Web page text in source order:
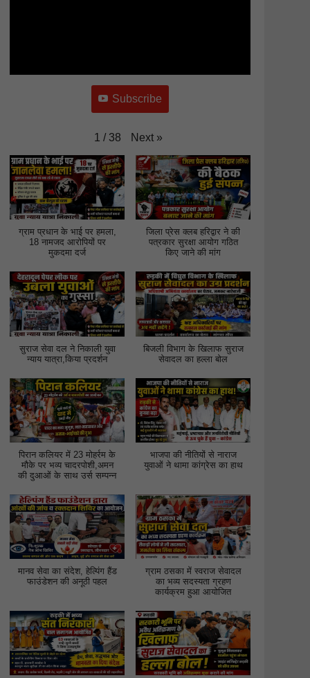
Subscribe
1 / 38 Next »
ग्राम प्रधान के भाई पर हमला,
18 नामजद आरोपियों पर
मुकदमा दर्ज
जिला प्रेस क्लब हरिद्वार ने की
पत्रकार सुरक्षा आयोग गठित
किए जाने की मांग
सुराज सेवा दल ने निकाली युवा
न्याय यात्रा,किया प्रदर्शन
बिजली विभाग के खिलाफ सुराज
सेवादल का हल्ला बोल
पिरान कलियर में 23 मोहर्रम के
मौके पर भव्य चादरपोशी,अमन
की दुआओं के साथ उर्स सम्पन्न
भाजपा की नीतियों से नाराज
युवाओं ने थामा कांग्रेस का हाथ
मानव सेवा का संदेश, हेल्पिंग हैंड
फाउंडेशन की अनूठी पहल
ग्राम ठसका में स्वराज सेवादल
का भव्य सदस्यता ग्रहण
कार्यक्रम हुआ आयोजित